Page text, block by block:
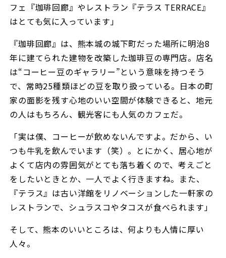
フェ『珈琲回廊』やレストラン『テラス TERRACE』
はとても気に入っています」
『珈琲回廊』は、熊本城の城下町だった場所に明治8
年に建てられた建物を改築した珈琲豆の専門店。店名
は“コーヒー豆のギャラリー”という意味を持つそう
で、常時25種類ほどの豆を取り扱っている。日本の町
家の面影を残す心地のいい空間が体験できると、地元
の人はもちろん、観光客にも人気のカフェだ。
「実は僕、コーヒーが飲めないんですよ。だから、い
つも牛乳を飲んでいます（笑）。とにかく、居心地が
よくて店内の雰囲気がとても落ち着くので、考えごと
をしたいときとか、一人でよく行きますね。また、
『テラス』は古い洋館をリノベーションした一軒家の
レストランで、シュラスコやタコスが食べられます」
そして、熊本のいいところは、何よりも人情に厚い
人々。